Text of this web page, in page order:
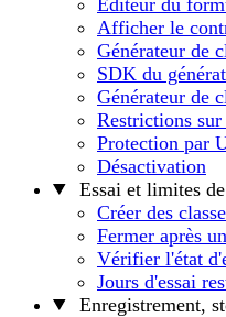
Afficher le
Générateur de
SDK du
Générateur de
Restrictions sur
Protection par
Désactivation
Essai et limites
Créer des
Fermer après
Vérifier l'état
Jours d'essai
Enregistrement,